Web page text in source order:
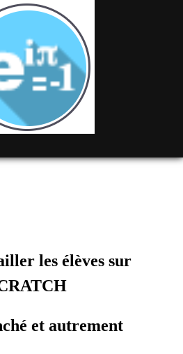
les élèves sur
et autrement